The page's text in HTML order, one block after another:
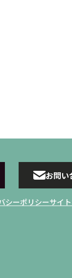
お問い
シーポリシーサイ